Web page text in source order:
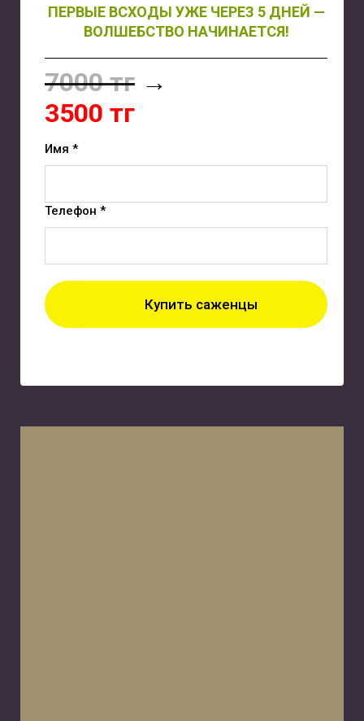
ПЕРВЫЕ ВСХОДЫ УЖЕ ЧЕРЕЗ 5 ДНЕЙ —
ВОЛШЕБСТВО НАЧИНАЕТСЯ!
7000 тг →
3500 тг
Имя *
Телефон *
Купить саженцы